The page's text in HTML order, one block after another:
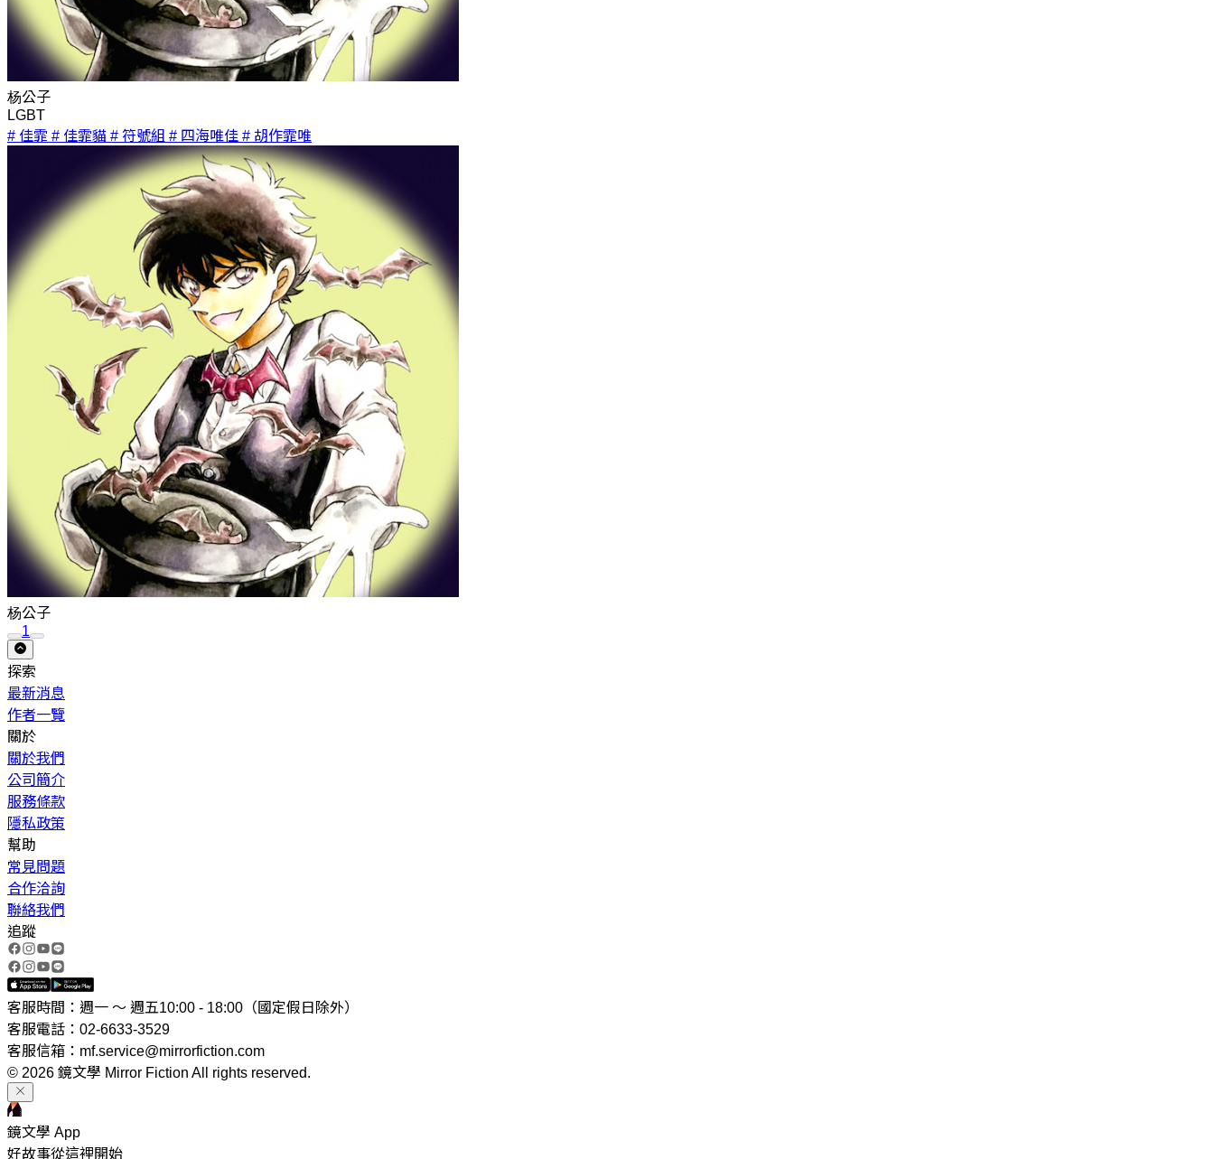
杨公子
LGBT
# 佳霏 # 佳霏貓 # 符號組 # 四海唯佳 # 胡作霏唯
杨公子
1
探索
最新消息
作者一覽
關於
關於我們
公司簡介
服務條款
隱私政策
幫助
常見問題
合作洽詢
聯絡我們
追蹤
客服時間：週一 ～ 週五10:00 - 18:00（國定假日除外）
客服電話：02-6633-3529
客服信箱：mf.service@mirrorfiction.com
© 2026 鏡文學 Mirror Fiction All rights reserved.
鏡文學 App
好故事從這裡開始